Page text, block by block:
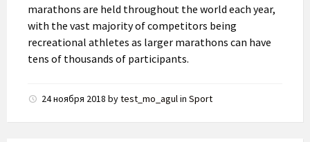
marathons are held throughout the world each year,
with the vast majority of competitors being
recreational athletes as larger marathons can have
tens of thousands of participants.
24 ноября 2018 bytest_mo_agulin Sport